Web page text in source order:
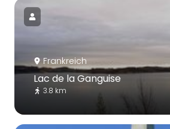
Frankreich
Lac de la Ganguise
3.8 km